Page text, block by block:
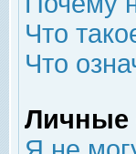
Что
Что
Личные